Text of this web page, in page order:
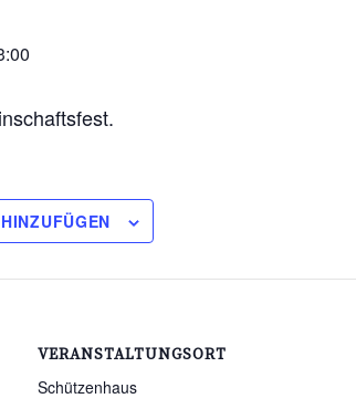
VERANSTALTUNGSORT
Schützenhaus